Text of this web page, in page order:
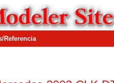
Referencia